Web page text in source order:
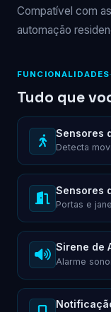
Compatível com
automação
FUNCIONALIDADES
Tudo que
Sensores
Detecta
Sensores
Portas e
Sirene de
Alarme